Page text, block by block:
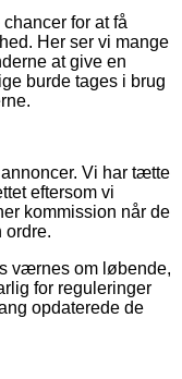
for at få
Her ser vi mange
at give en
burde tages i brug
Vi har tætte
eftersom vi
kommission når de
ordre.
værnes om løbende,
for reguleringer
opdaterede de